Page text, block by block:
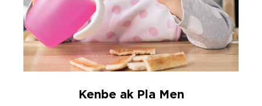
Kenbe ak Pla Men